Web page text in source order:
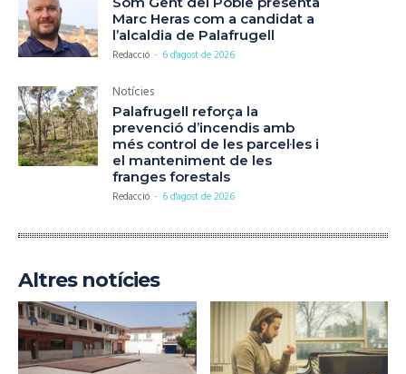
Marc Heras com a candidat a
l’alcaldia de Palafrugell
Redacció - 6 d'agost de 2026
Notícies
Palafrugell reforça la
prevenció d’incendis amb
més control de les parcel·les i
el manteniment de les
franges forestals
Redacció - 6 d'agost de 2026
Altres notícies